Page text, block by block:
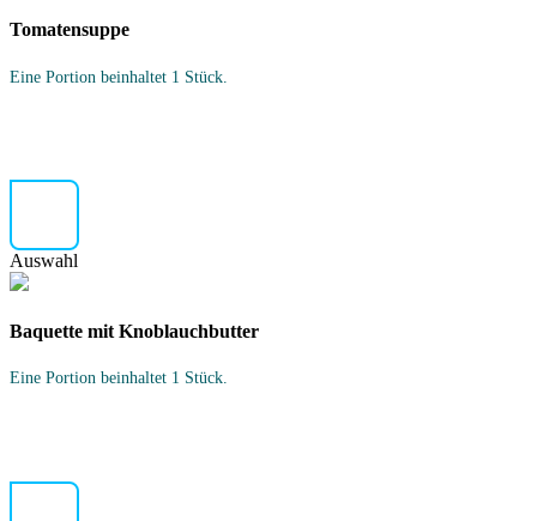
Tomatensuppe
Eine Portion beinhaltet 1 Stück.
Auswahl
Baquette mit Knoblauchbutter
Eine Portion beinhaltet 1 Stück.